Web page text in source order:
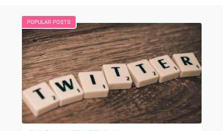
POPULAR POSTS